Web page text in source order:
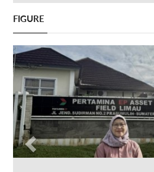
FIGURE
Previous